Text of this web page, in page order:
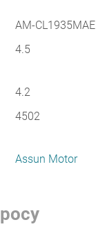
AM-CL1935MAE
4.5
4.2
4502
Assun Motor